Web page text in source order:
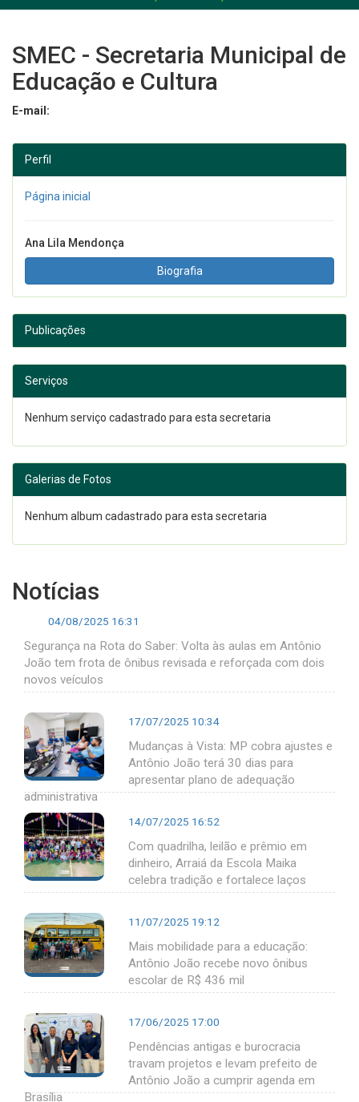
SMEC - Secretaria Municipal de
Educação e Cultura
E-mail:
Perfil
Página inicial
Ana Lila Mendonça
Biografia
Publicações
Serviços
Nenhum serviço cadastrado para esta secretaria
Galerias de Fotos
Nenhum album cadastrado para esta secretaria
Notícias
04/08/2025 16:31
Segurança na Rota do Saber: Volta às aulas em Antônio
João tem frota de ônibus revisada e reforçada com dois
novos veículos
17/07/2025 10:34
Mudanças à Vista: MP cobra ajustes e
Antônio João terá 30 dias para
apresentar plano de adequação
administrativa
14/07/2025 16:52
Com quadrilha, leilão e prêmio em
dinheiro, Arraiá da Escola Maika
celebra tradição e fortalece laços
11/07/2025 19:12
Mais mobilidade para a educação:
Antônio João recebe novo ônibus
escolar de R$ 436 mil
17/06/2025 17:00
Pendências antigas e burocracia
travam projetos e levam prefeito de
Antônio João a cumprir agenda em
Brasília